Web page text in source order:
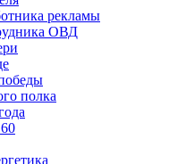
рекламы
ОВД
полка